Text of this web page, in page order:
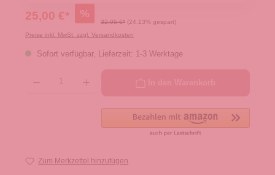
25,00 €* %
32,95 €* (24.13% gespart)
Preise inkl. MwSt. zzgl. Versandkosten
Sofort verfügbar, Lieferzeit: 1-3 Werktage
Zum Merkzettel hinzufügen